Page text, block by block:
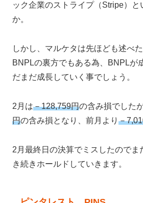
ック企業のストライプ（Stripe）と
か。
しかし、マルケタは先ほども述べ
BNPLの裏方でもある為、BNPLが
だまだ成長していく事でしょう。
2月は－128,759円の含み損でした
円の含み損となり、前月より －
2月最終日の決算でミスしたのでま
き続きホールドしていきます。